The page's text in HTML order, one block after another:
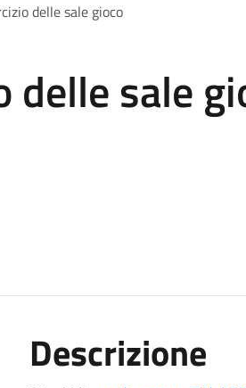
delle sale gioco
delle sale
Descrizione